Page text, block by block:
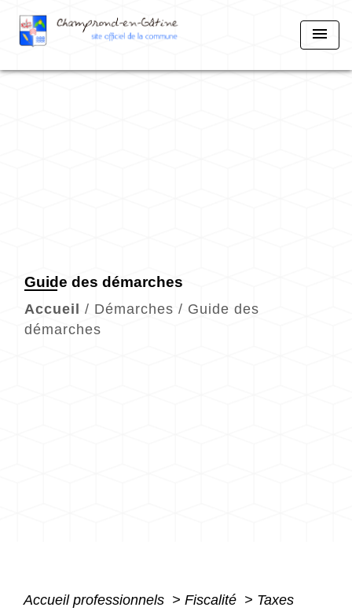
menu
Guide des démarches
Accueil / Démarches / Guide des
démarches
Accueil professionnels > Fiscalité > Taxes